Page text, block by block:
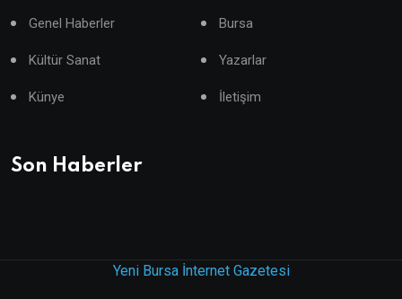
Genel Haberler Bursa
Kültür Sanat Yazarlar
Künye İletişim
Son Haberler
Yeni Bursa İnternet Gazetesi